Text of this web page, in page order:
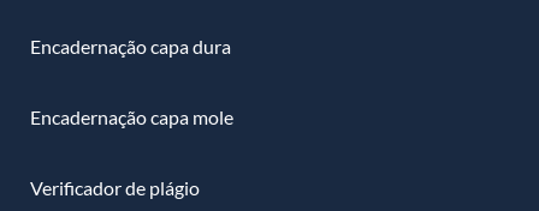
Encadernação capa dura
Encadernação capa mole
Verificador de plágio